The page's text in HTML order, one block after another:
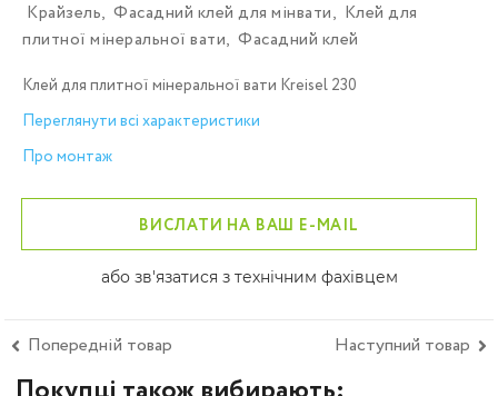
Крайзель, Фасадний клей для мінвати, Клей для
плитної мінеральної вати, Фасадний клей
Клей для плитної мінеральної вати Kreisel 230
Переглянути всі характеристики
Про монтаж
ВИСЛАТИ НА ВАШ E-MAIL
або зв'язатися з технічним фахівцем
Попередній товар Наступний товар